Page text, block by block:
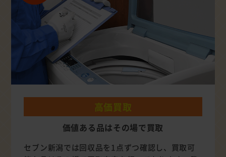
高価買取
価値ある品はその場で買取
セブン新潟では回収品を1点ずつ確認し、買取可